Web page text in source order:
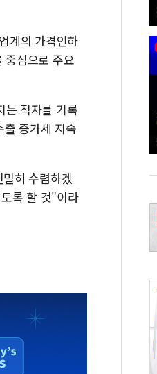
계의 가격인하
중심으로 주요
는 적자를 기록
증가세 지속
히 수렴하겠
록 할 것"이라